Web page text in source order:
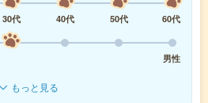
30代 40代 50代
60代
男性
もっと見る